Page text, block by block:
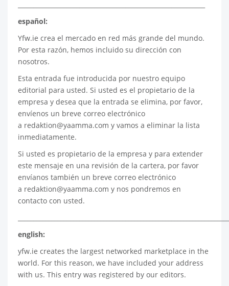
español:
Yfw.ie crea el mercado en red más grande del mundo.
Por esta razón, hemos incluido su dirección con
nosotros.
Esta entrada fue introducida por nuestro equipo
editorial para usted. Si usted es el propietario de la
empresa y desea que la entrada se elimina, por favor,
envíenos un breve correo electrónico
a redaktion@yaamma.com y vamos a eliminar la lista
inmediatamente.
Si usted es propietario de la empresa y para extender
este mensaje en una revisión de la cartera, por favor
envíanos también un breve correo electrónico
a redaktion@yaamma.com y nos pondremos en
contacto con usted.
english:
yfw.ie creates the largest networked marketplace in the
world. For this reason, we have included your address
with us. This entry was registered by our editors.